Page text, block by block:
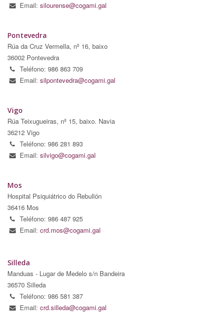
Email: silourense@cogami.gal
Pontevedra
Rúa da Cruz Vermella, nº 16, baixo
36002 Pontevedra
Teléfono: 986 863 709
Email: silpontevedra@cogami.gal
Vigo
Rúa Teixugueiras, nº 15, baixo. Navia
36212 Vigo
Teléfono: 986 281 893
Email: silvigo@cogami.gal
Mos
Hospital Psiquiátrico do Rebullón
36416 Mos
Teléfono: 986 487 925
Email: crd.mos@cogami.gal
Silleda
Manduas - Lugar de Medelo s/n Bandeira
36570 Silleda
Teléfono: 986 581 387
Email: crd.silleda@cogami.gal